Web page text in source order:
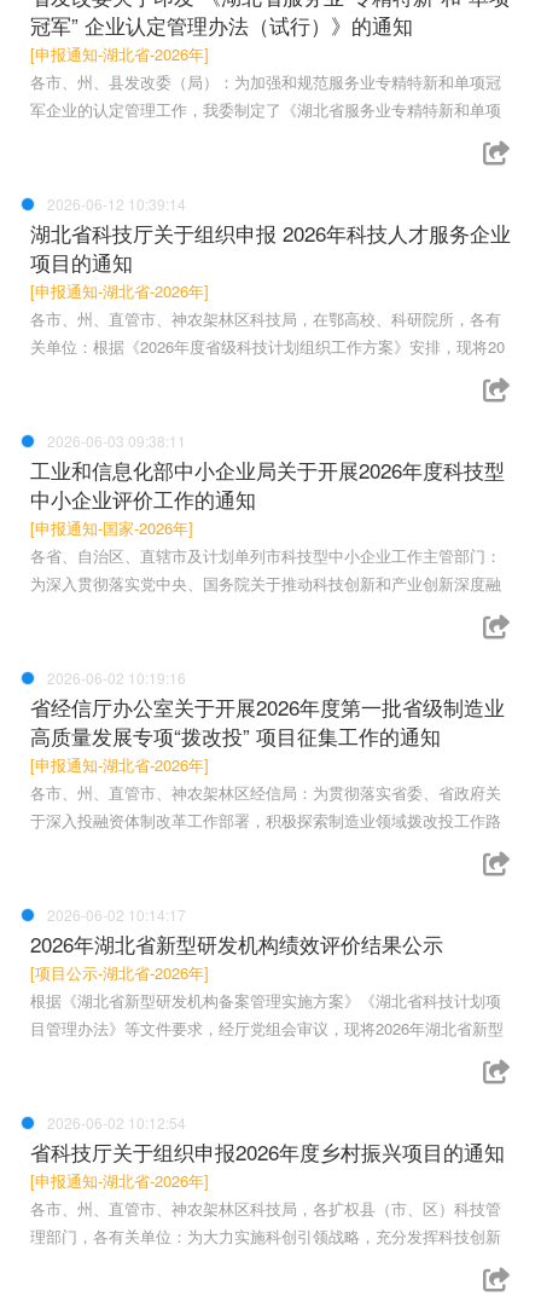
冠军” 企业认定管理办法（试行）》的通知
[申报通知-湖北省-2026年]
各市、州、县发改委（局）：为加强和规范服务业专精特新和单项冠
军企业的认定管理工作，我委制定了《湖北省服务业专精特新和单项
2026-06-12 10:39:14
湖北省科技厅关于组织申报 2026年科技人才服务企业
项目的通知
[申报通知-湖北省-2026年]
各市、州、直管市、神农架林区科技局，在鄂高校、科研院所，各有
关单位：根据《2026年度省级科技计划组织工作方案》安排，现将20
2026-06-03 09:38:11
工业和信息化部中小企业局关于开展2026年度科技型
中小企业评价工作的通知
[申报通知-国家-2026年]
各省、自治区、直辖市及计划单列市科技型中小企业工作主管部门：
为深入贯彻落实党中央、国务院关于推动科技创新和产业创新深度融
2026-06-02 10:19:16
省经信厅办公室关于开展2026年度第一批省级制造业
高质量发展专项“拨改投” 项目征集工作的通知
[申报通知-湖北省-2026年]
各市、州、直管市、神农架林区经信局：为贯彻落实省委、省政府关
于深入投融资体制改革工作部署，积极探索制造业领域拨改投工作路
2026-06-02 10:14:17
2026年湖北省新型研发机构绩效评价结果公示
[项目公示-湖北省-2026年]
根据《湖北省新型研发机构备案管理实施方案》《湖北省科技计划项
目管理办法》等文件要求，经厅党组会审议，现将2026年湖北省新型
2026-06-02 10:12:54
省科技厅关于组织申报2026年度乡村振兴项目的通知
[申报通知-湖北省-2026年]
各市、州、直管市、神农架林区科技局，各扩权县（市、区）科技管
理部门，各有关单位：为大力实施科创引领战略，充分发挥科技创新